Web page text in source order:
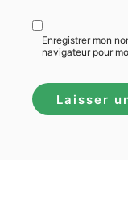
Enregistrer mon
navigateur pour